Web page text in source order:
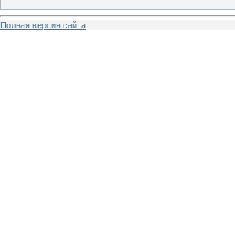
Полная версия сайта